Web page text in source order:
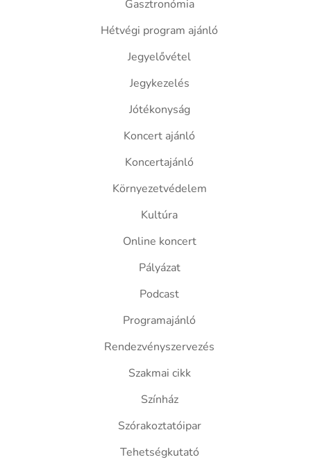
Gasztronómia
Hétvégi program ajánló
Jegyelővétel
Jegykezelés
Jótékonyság
Koncert ajánló
Koncertajánló
Környezetvédelem
Kultúra
Online koncert
Pályázat
Podcast
Programajánló
Rendezvényszervezés
Szakmai cikk
Színház
Szórakoztatóipar
Tehetségkutató